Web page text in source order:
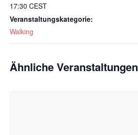
17:30 CEST
Veranstaltungskategorie:
Walking
Ähnliche Veranstaltungen